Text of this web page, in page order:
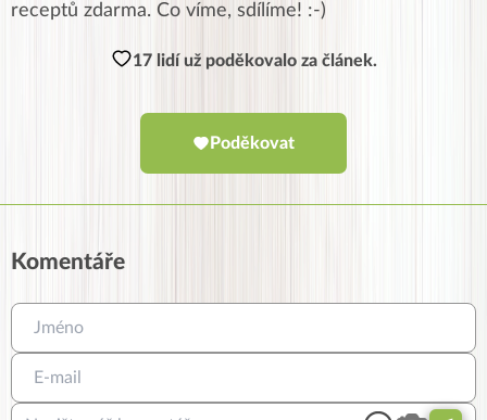
receptů zdarma. Co víme, sdílíme! :-)
17 lidí už poděkovalo za článek.
Poděkovat
Komentáře